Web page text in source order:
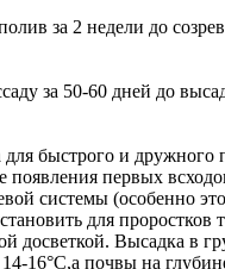
за 2 недели до
за 50-60 дней до
для быстрого и дружного
появления первых
системы (особенно
для проростков
досветкой. Высадка в
14-16°С,а почвы на